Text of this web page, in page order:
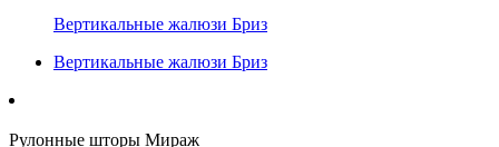
Вертикальные жалюзи Бриз
Вертикальные жалюзи Бриз
Рулонные шторы Мираж